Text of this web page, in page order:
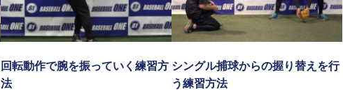
回転動作で腕を振っていく練習方
法
シングル捕球からの握り替えを行
う練習方法